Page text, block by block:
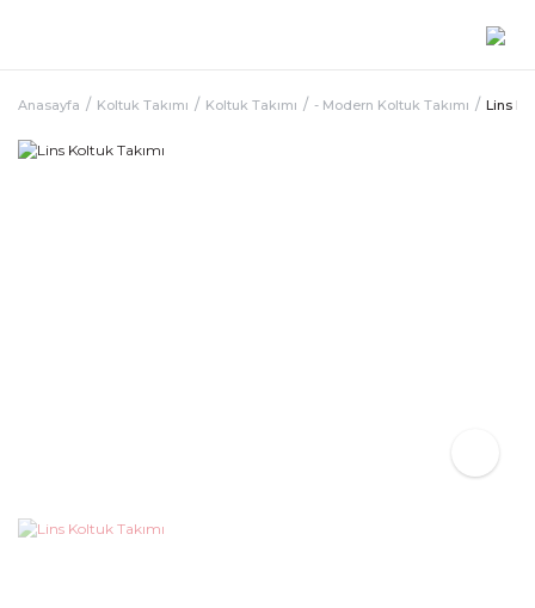
Anasayfa Koltuk Takımı Koltuk Takımı - Modern Koltuk Takımı Lins